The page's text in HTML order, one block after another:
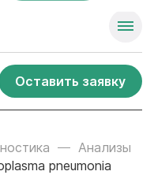
Оставить заявку
Анализы
pneumonia